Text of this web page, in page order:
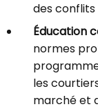
des
Éducation
normes
les
marché et